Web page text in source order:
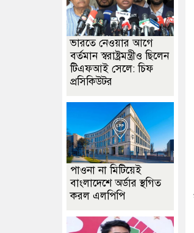
ভারতে নেওয়ার আগে
বর্তমান স্বরাষ্ট্রমন্ত্রীও ছিলেন
টিএফআই সেলে: চিফ
প্রসিকিউটর
পাওনা না মিটিয়েই
বাংলাদেশে অর্ডার স্থগিত
করল এলপিপি